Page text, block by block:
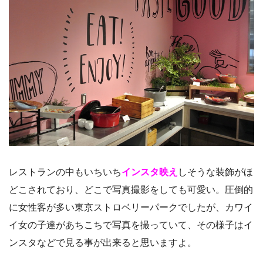
レストランの中もいちいちインスタ映え しそうな装飾がほ
どこされており、どこで写真撮影をしても可愛い。圧倒的
に女性客が多い東京ストロベリーパークでしたが、カワイ
イ女の子達があちこちで写真を撮っていて、その様子はイ
ンスタなどで見る事が出来ると思いますよ。